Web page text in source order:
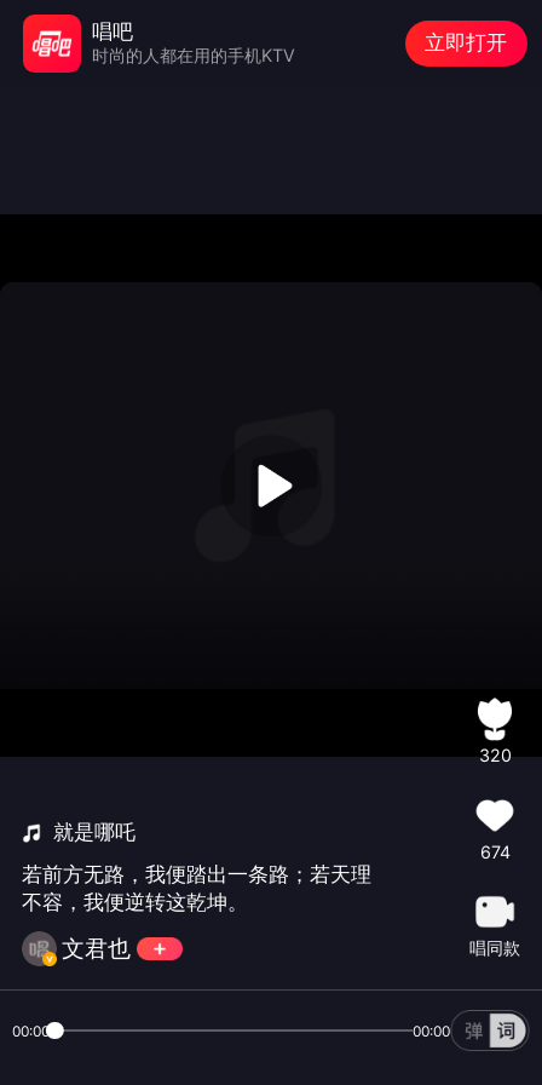
就是哪吒
若前方无路，我便踏出一条路；若天理
不容，我便逆转这乾坤。
文君也
320
674
唱同款
00:00 00:00
唱吧
时尚的人都在用的手机KTV
立即打开